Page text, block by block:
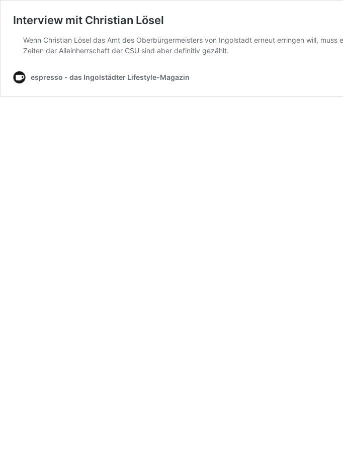
Interview mit Christian Lösel
Wenn Christian Lösel das Amt des Oberbürgermeisters von Ingolstadt erneut erringen will,
Zeiten der Alleinherrschaft der CSU sind aber definitiv gezählt.
espresso - das Ingolstädter Lifestyle-Magazin